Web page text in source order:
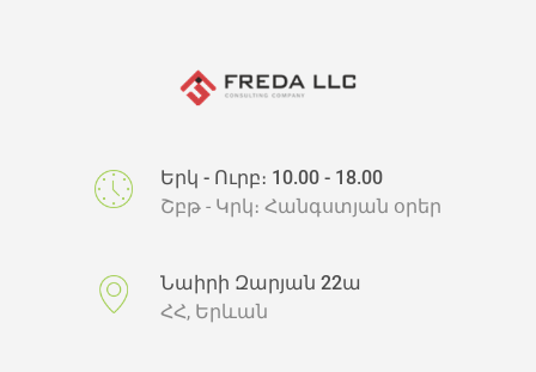
Երկ - Ուրբ։ 10.00 - 18.00
Շբթ - Կրկ։ Հանգստյան օրեր
Նաիրի Զարյան 22ա
ՀՀ, Երևան